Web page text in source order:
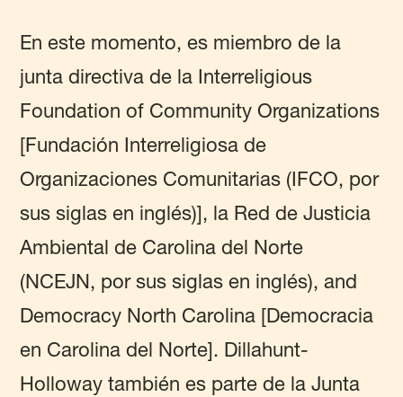
En este momento, es miembro de la
junta directiva de la Interreligious
Foundation of Community Organizations
[Fundación Interreligiosa de
Organizaciones Comunitarias (IFCO, por
sus siglas en inglés)], la Red de Justicia
Ambiental de Carolina del Norte
(NCEJN, por sus siglas en inglés), and
Democracy North Carolina [Democracia
en Carolina del Norte]. Dillahunt-
Holloway también es parte de la Junta